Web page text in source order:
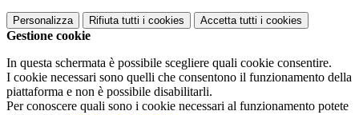
Personalizza Rifiuta tutti i cookies Accetta tutti i cookies
Gestione cookie
In questa schermata è possibile scegliere quali cookie consentire.
I cookie necessari sono quelli che consentono il funzionamento della
piattaforma e non è possibile disabilitarli.
Per conoscere quali sono i cookie necessari al funzionamento potete